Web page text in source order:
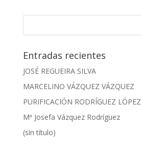
Entradas recientes
JOSÉ REGUEIRA SILVA
MARCELINO VÁZQUEZ VÁZQUEZ
PURIFICACIÓN RODRÍGUEZ LÓPEZ
Mª Josefa Vázquez Rodríguez
(sin título)